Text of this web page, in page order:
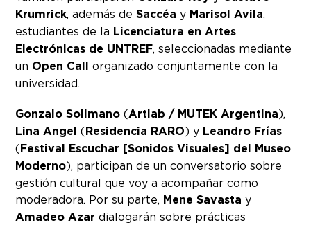
Krumrick, además deSaccéa y Marisol Avila,
estudiantes de la Licenciatura en Artes
Electrónicas de UNTREF, seleccionadas mediante
un Open Call organizado conjuntamente con la
universidad.
Gonzalo Solimano(Artlab / MUTEK Argentina),
Lina Angel(Residencia RARO) y Leandro Frías
(Festival Escuchar [Sonidos Visuales] del Museo
Moderno), participan de un conversatorio sobre
gestión cultural que voy a acompañar como
moderadora. Por su parte, Mene Savasta y
Amadeo Azar dialogarán sobre prácticas